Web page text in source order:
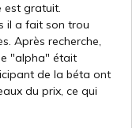
est gratuit.
il a fait son trou
Après recherche,
"alpha" était
de la béta ont
du prix, ce qui